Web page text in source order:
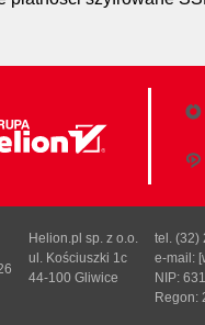
Helion.pl sp. z o.o.
ul. Kościuszki 1c
44-100 Gliwice
tel. (32)
e-mail:
NIP:
Regon: